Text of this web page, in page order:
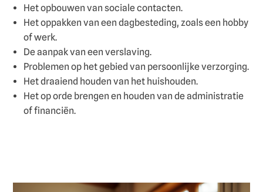
Het opbouwen van sociale contacten.
Het oppakken van een dagbesteding, zoals een hobby
of werk.
De aanpak van een verslaving.
Problemen op het gebied van persoonlijke verzorging.
Het draaiend houden van het huishouden.
Het op orde brengen en houden van de administratie
of financiën.